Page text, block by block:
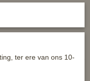
ter ere van ons 10-